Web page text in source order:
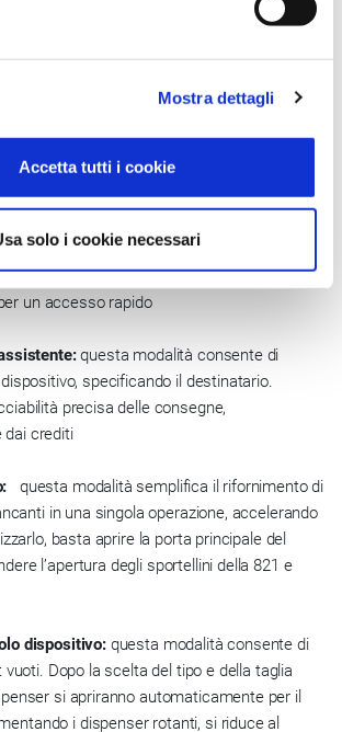
Mostra dettagli
Accetta tutti i cookie
solo i cookie necessari
di dispositivi protettivi
e due di carico:
per gli utenti autorizzati, il sistema assegna
i dispositivi desiderati e
I vani del dispenser si aprono
un accesso rapido
questa modalità consente di
specificando il destinatario.
precisa delle consegne,
dai crediti
questa modalità semplifica il rifornimento di
in una singola operazione, accelerando
basta aprire la porta principale del
l’apertura degli sportellini della 821 e
dispositivo: questa modalità consente di
Dopo la scelta del tipo e della taglia
si apriranno automaticamente per il
i dispenser rotanti, si riduce al